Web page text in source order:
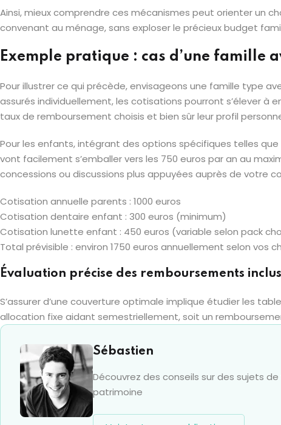
Ainsi, mieux comprendre ces mécanismes peut orienter un
convenant au ménage, sans exploser le précieux budget
Exemple pratique : cas d’une famille
Pour illustrer ce qui précède, envisageons une famille type
assurés individuellement, les cotisations pourront s’élever à
taux de remboursement choisis et bien sûr leur profil
Pour les enfants, intégrant des options spécifiques telles
vont facilement s’emballer vers les 750 euros par an au
concessions ou discussions plus appuyées auprès de votre
Cotisation annuelle parents : 1000 euros
Cotisation dentaire enfant : 300 euros (minimum)
Cotisation lunette enfant : 450 euros (variable selon pack
Total prévisible : environ 1750 euros annuellement selon vos
Évaluation précise des remboursements inclus
S’assurer d’une couverture optimale implique étudier les
allocation fixe aidant semestriellement, soit un
Sébastien
Découvrez des conseils sur des sujets
patrimoine